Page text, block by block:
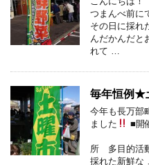
つまんべ前に
その日に採れ
んだかんだと
れて …
毎年恒例★
今年も長万部
ました
■開
１１月
所 多目的活
採れた新鮮な